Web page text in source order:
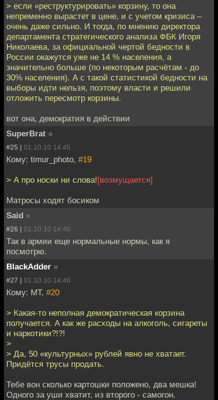
> если «реструктурировать» корзину, то она
непременно вырастет в цене, и с учетом кризиса –
очень даже сильно. И тогда, по мнению директора
департамента стратегического анализа ФБК Игоря
Николаева, за официальной чертой бедности в
России окажутся уже не 14 % населения, а
значительно больше (по некоторым расчётам - до
30% населения). А с такой статистикой бедности на
выборы идти нельзя, поэтому власти и решили
отложить пересмотр корзины.
вот она, демократия в действии
SuperBrat »
#25 | 01.10.10 14:45
Кому: timur_photo, #19
> А про носки ни слова![возмущается]
Матросы ходят босиком
Said »
#26 | 01.10.10 14:46
Так в армии еще нормальные нормы, как я
посмотрю.
BlackAdder »
#27 | 01.10.10 14:46
Кому: MT, #20
> Какая-то неполная демократическая корзина
получается. А как же расходы на алкоголь, сигареты
и наркотики?!?!
>
> Да, 50 «культурных» рублей явно не хватает.
Придётся трусы продать.
Тебе вон сколько картошки положено, два мешка!
Одного за уши хватит, из второго - самогон.